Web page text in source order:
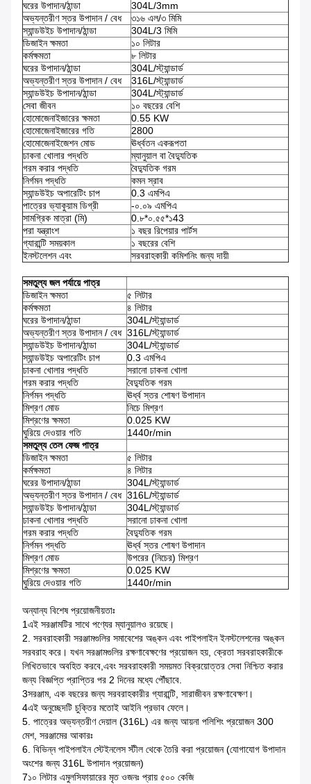
ঘরের উপাদান/ঠান্ডা
304L/3mm
অভ্যন্তরীণ স্তর উপাদান / বেধ
৩১৬ এল/৩ মিমি
স্যান্ডউইচ উপাদান/ঠান্ডা
304L/3 মিমি
ডিজাইন ক্ষমতা
১০ লিটার
কর্মক্ষমতা
৮ লিটার
ঘরের উপাদান/ঠান্ডা
304L/স্ট্যান্ডার্ড
অভ্যন্তরীণ স্তর উপাদান / বেধ
316L/স্ট্যান্ডার্ড
স্যান্ডউইচ উপাদান/ঠান্ডা
304L/স্ট্যান্ডার্ড
সেবা জীবন
১০ বছরের বেশি
হোমোজেনাইজারের ক্ষমতা
0.55 KW
হোমোজেনাইজারের গতি
2800
হোমোজেনাইজেশন মোড
ঊর্ধ্বতন একরূপতা
ঢাকনা খোলার পদ্ধতি
ম্যানুয়াল বা বৈদ্যুতিক
গরম করার পদ্ধতি
বৈদ্যুতিক গরম
নির্গমন পদ্ধতি
কমন স্রাব
স্যান্ডউইচ অপারেটিং চাপ
0.3 এমপিএ
পাত্রের ভ্যাকুয়াম ডিগ্রী
-০.০৯ এমপিএ
সামগ্রিক মাত্রা (মি)
0.৮*০.৫৫*১43
পরা যন্ত্রাংশ
১ বছর রিপেয়ার পার্টস
গ্যারান্টি সময়কাল
১ বছরের বেশি
ইনস্টলেশন এবং
সরবরাহকারী কমিশনিং জন্য দায়ী
সমতুল্য জল পর্যায়ে পাত্র
ডিজাইন ক্ষমতা
৫ লিটার
কর্মক্ষমতা
৪ লিটার
ঘরের উপাদান/ঠান্ডা
304L/স্ট্যান্ডার্ড
অভ্যন্তরীণ স্তর উপাদান / বেধ 316L/স্ট্যান্ডার্ড
স্যান্ডউইচ উপাদান/ঠান্ডা
304L/স্ট্যান্ডার্ড
স্যান্ডউইচ অপারেটিং চাপ
0.3 এমপিএ
ঢাকনা খোলার পদ্ধতি
সরানো ঢাকনা খোলা
গরম করার পদ্ধতি
বৈদ্যুতিক গরম
নির্গমন পদ্ধতি
ঊর্ধ্ব স্তর শোষণ উপাদান
মিশ্রণ মোড
নিচে মিশ্রণ
মিশ্রণের ক্ষমতা
0.025 KW
ঘুরিয়ে দেওয়ার গতি
1440r/min
সমতুল্য তেল ফেজ পাত্র
ডিজাইন ক্ষমতা
৫ লিটার
কর্মক্ষমতা
৪ লিটার
ঘরের উপাদান/ঠান্ডা
304L/স্ট্যান্ডার্ড
অভ্যন্তরীণ স্তর উপাদান / বেধ 316L/স্ট্যান্ডার্ড
স্যান্ডউইচ উপাদান/ঠান্ডা
304L/স্ট্যান্ডার্ড
ঢাকনা খোলার পদ্ধতি
সরানো ঢাকনা খোলা
গরম করার পদ্ধতি
বৈদ্যুতিক গরম
নির্গমন পদ্ধতি
ঊর্ধ্ব স্তর শোষণ উপাদান
মিশ্রণ মোড
উপরের (নিচের) মিশ্রণ
মিশ্রণের ক্ষমতা
0.025 KW
ঘুরিয়ে দেওয়ার গতি
1440r/min
অন্যান্য বিশেষ প্রয়োজনীয়তাঃ
1এই সরঞ্জামটির সাথে পণ্যের ম্যানুয়ালও রয়েছে।
2. সরবরাহকারী সরঞ্জামগুলির সমাবেশের অঙ্কন এবং পাইপলাইন ইনস্টলেশনের অঙ্কন
সরবরাহ করে। যখন সরঞ্জামগুলির রক্ষণাবেক্ষণের প্রয়োজন হয়, ক্রেতা সরবরাহকারীকে
লিখিতভাবে অবহিত করবে,এবং সরবরাহকারী সময়মত বিক্রয়োত্তর সেবা নিশ্চিত করার
জন্য বিজ্ঞপ্তি প্রাপ্তির পর 2 দিনের মধ্যে পৌঁছাবে.
3সরঞ্জাম, এক বছরের জন্য সরবরাহকারীর গ্যারান্টি, সারাজীবন রক্ষণাবেক্ষণ।
4এই অনুচ্ছেদটি চুক্তির মতোই আইনি প্রভাব ফেলে।
5. পাত্রের অভ্যন্তরীণ দেয়াল (316L) এর জন্য আয়না পলিশিং প্রয়োজন 300
মেশ, সরঞ্জামের আকারঃ
6. বিভিন্ন পাইপলাইন স্টেইনলেস স্টীল থেকে তৈরি করা প্রয়োজন (যোগাযোগ উপাদান
অংশের জন্য 316L উপাদান প্রয়োজন)
7১০ লিটার এমুলসিফায়ারের মৃত ওজনঃ প্রায় ৫০০ কেজি